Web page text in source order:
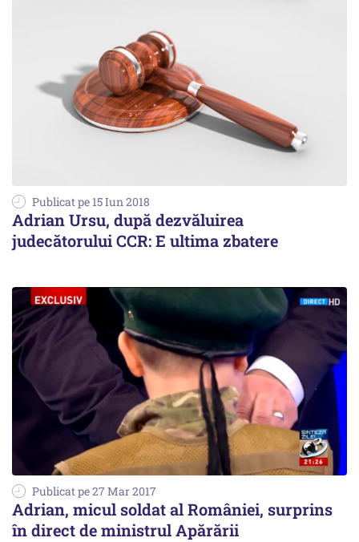
Publicat pe 15 Iun 2018
Adrian Ursu, după dezvăluirea
judecătorului CCR: E ultima zbatere
Publicat pe 27 Mar 2017
Adrian, micul soldat al României, surprins
în direct de ministrul Apărării